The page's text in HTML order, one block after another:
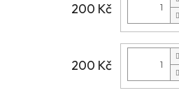
200 Kč
200 Kč